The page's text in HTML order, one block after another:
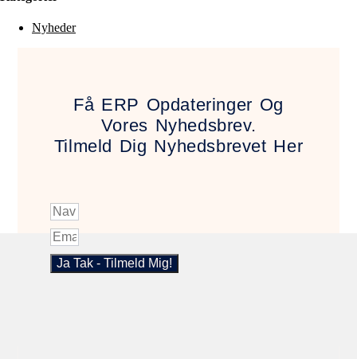
Nyheder
Få ERP Opdateringer Og
Vores Nyhedsbrev.
Tilmeld Dig Nyhedsbrevet Her
Ja Tak - Tilmeld Mig!